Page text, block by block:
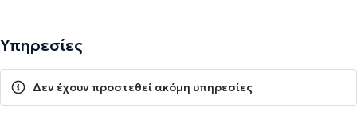
Υπηρεσίες
Δεν έχουν προστεθεί ακόμη υπηρεσίες